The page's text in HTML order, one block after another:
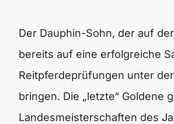
Der Dauphin-Sohn, der auf
bereits auf eine erfolgreiche
Reitpferdeprüfungen unter
bringen. Die „letzte“ Goldene
Landesmeisterschaften des